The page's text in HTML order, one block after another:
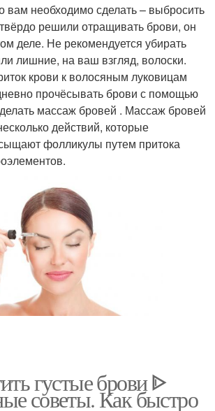
вам необходимо сделать – выбросить
решили отращивать брови, он
деле. Не рекомендуется убирать
лишние, на ваш взгляд, волоски.
крови к волосяным луковицам
прочёсывать брови с помощью
массаж бровей . Массаж бровей
действий, которые
фолликулы путем притока
густые брови ᐈ
советы. Как быстро